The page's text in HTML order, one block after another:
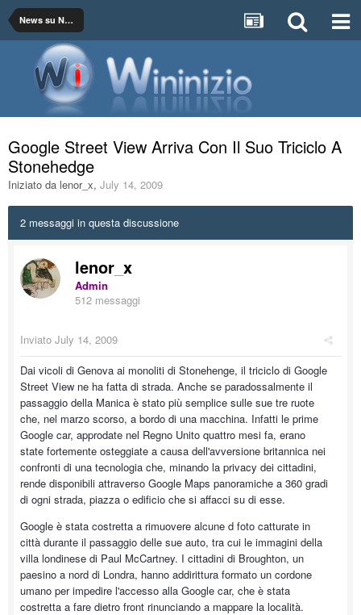
News su Networking, Internet e Providers
Google Street View Arriva Con Il Suo Triciclo A
Stonehedge
Iniziato da lenor_x, July 14, 2009
2 messaggi in questa discussione
lenor_x
Admin
512 messaggi
Inviato July 14, 2009
Dai vicoli di Genova ai monoliti di Stonehenge, il triciclo di Google
Street View ne ha fatta di strada. Anche se paradossalmente il
passaggio della Manica è stato più semplice sulle sue tre ruote
che, nel marzo scorso, a bordo di una macchina. Infatti le prime
Google car, approdate nel Regno Unito quattro mesi fa, erano
state fortemente osteggiate a causa dell'avversione britannica nei
confronti di una tecnologia che, minando la privacy dei cittadini,
rende disponibili attraverso Google Maps panoramiche a 360 gradi
di ogni strada, piazza o edificio che si affacci su di esse.
Google è stata costretta a rimuovere alcune d foto catturate in
città durante il passaggio delle sue auto, tra cui le immagini della
villa londinese di Paul McCartney. I cittadini di Broughton, un
paesino a nord di Londra, hanno addirittura formato un cordone
umano per impedire l'accesso alla Google car, che è stata
costretta a fare dietro front rinunciando a mappare la località.